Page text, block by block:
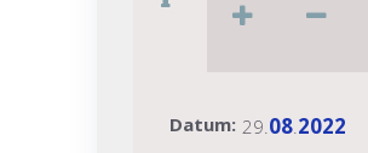
Datum: 29.08.2022